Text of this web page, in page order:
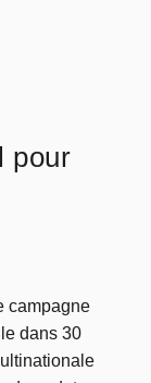
pour
campagne
dans 30